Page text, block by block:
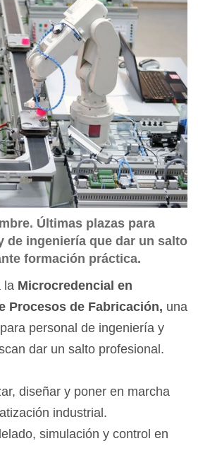
Últimas plazas para
de ingeniería que dar un salto
formación práctica.
la Microcredencial en
Procesos de Fabricación, una
personal de ingeniería y
dar un salto profesional.
diseñar y poner en marcha
industrial.
simulación y control en